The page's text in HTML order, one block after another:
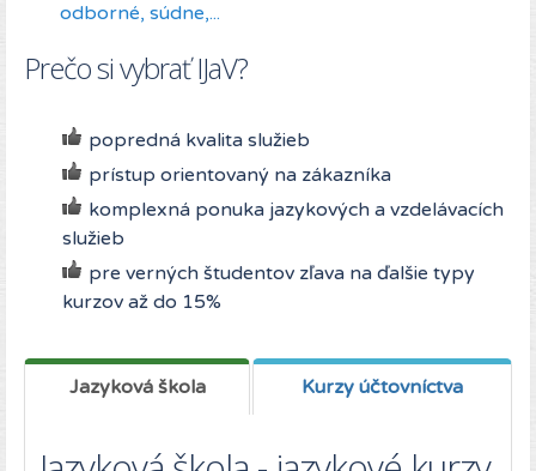
odborné, súdne,...
Prečo si vybrať IJaV?
popredná kvalita služieb
prístup orientovaný na zákazníka
komplexná ponuka jazykových a vzdelávacích
služieb
pre verných študentov zľava na ďalšie typy
kurzov až do 15%
Jazyková škola Kurzy účtovníctva